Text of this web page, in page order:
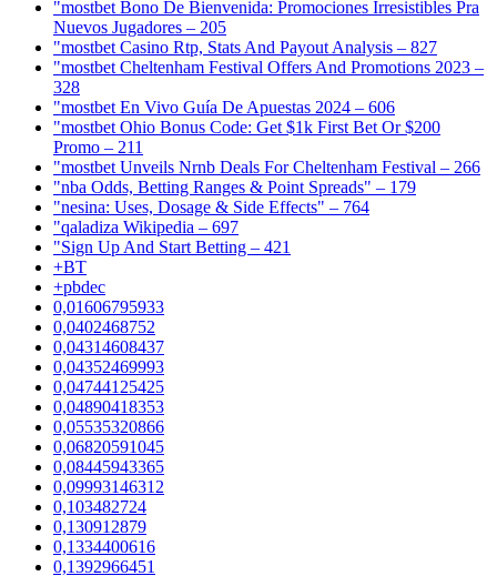
"mostbet Bono De Bienvenida: Promociones Irresistibles Pra
Nuevos Jugadores – 205
"mostbet Casino Rtp, Stats And Payout Analysis – 827
"mostbet Cheltenham Festival Offers And Promotions 2023 –
328
"mostbet En Vivo Guía De Apuestas 2024 – 606
"mostbet Ohio Bonus Code: Get $1k First Bet Or $200
Promo – 211
"mostbet Unveils Nrnb Deals For Cheltenham Festival – 266
"nba Odds, Betting Ranges & Point Spreads" – 179
"nesina: Uses, Dosage & Side Effects" – 764
"qaladiza Wikipedia – 697
"Sign Up And Start Betting – 421
+BT
+pbdec
0,01606795933
0,0402468752
0,04314608437
0,04352469993
0,04744125425
0,04890418353
0,05535320866
0,06820591045
0,08445943365
0,09993146312
0,103482724
0,130912879
0,1334400616
0,1392966451